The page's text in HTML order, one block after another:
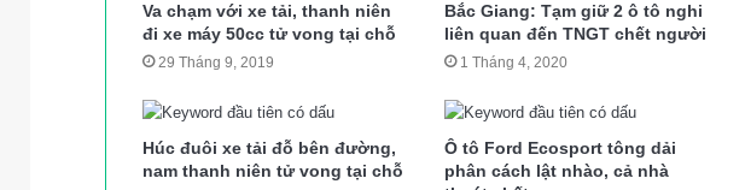
Va chạm với xe tải, thanh niên
đi xe máy 50cc tử vong tại chỗ
29 Tháng 9, 2019
Bắc Giang: Tạm giữ 2 ô tô nghi
liên quan đến TNGT chết người
1 Tháng 4, 2020
Húc đuôi xe tải đỗ bên đường,
nam thanh niên tử vong tại chỗ
Ô tô Ford Ecosport tông dải
phân cách lật nhào, cả nhà